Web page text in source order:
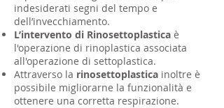
indesiderati segni del tempo e
dell’invecchiamento.
L’intervento di Rinosettoplastica è
l'operazione di rinoplastica associata
all'operazione di settoplastica.
Attraverso la rinosettoplastica inoltre è
possibile migliorarne la funzionalità e
ottenere una corretta respirazione.